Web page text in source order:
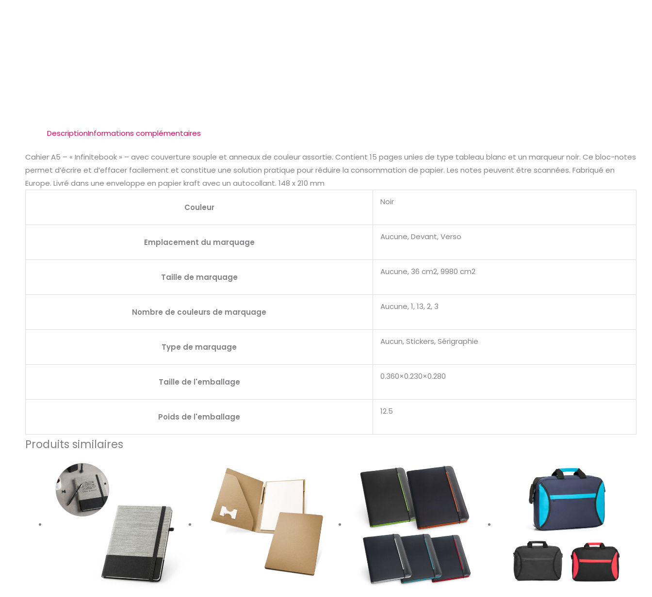
DescriptionInformations complémentaires
Cahier A5 – « Infinitebook » – avec couverture souple et anneaux de couleur assortie. Contient 15 pages unies de type tableau blanc et un marqueur noir. Ce bloc-notes
permet d’écrire et d’effacer facilement et constitue une solution pratique pour réduire la consommation de papier. Les notes peuvent être scannées. Fabriqué en
Europe. Livré dans une enveloppe en papier kraft avec un autocollant. 148 x 210 mm
Couleur
Noir
Emplacement du marquage
Aucune, Devant, Verso
Taille de marquage
Aucune, 36 cm2, 9980 cm2
Nombre de couleurs de marquage
Aucune, 1, 13, 2, 3
Type de marquage
Aucun, Stickers, Sérigraphie
Taille de l'emballage
0.360×0.230×0.280
Poids de l'emballage
12.5
Produits similaires